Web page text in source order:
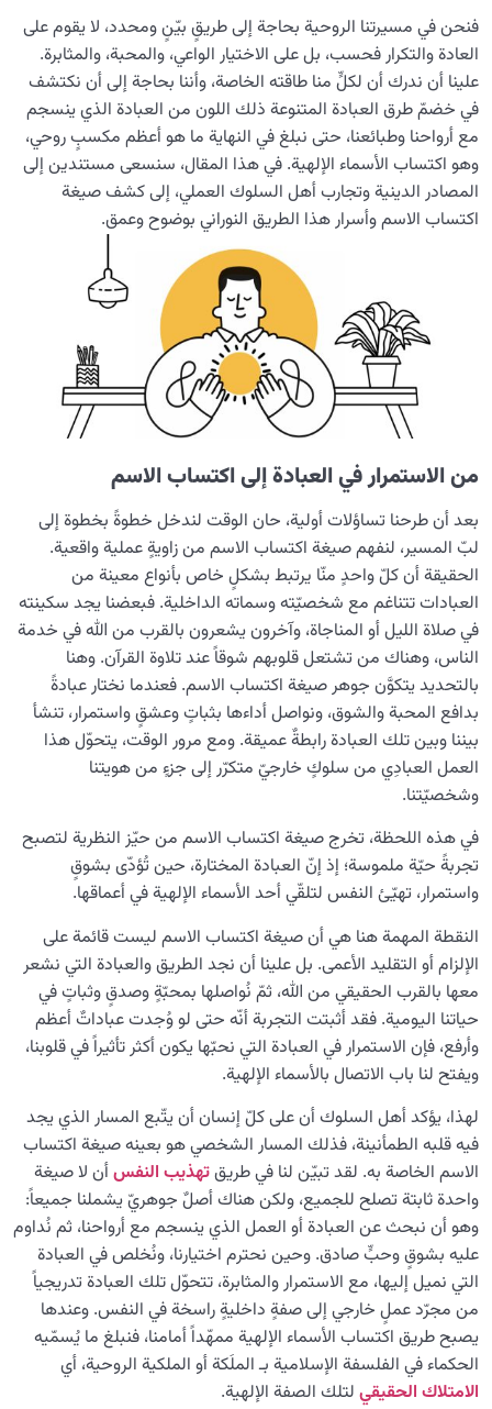
الرؤية الأبدية وتأثيرها في الأخلاق، ومستوى السعادة، وكيفية
بناء العلاقات
ما نتيجة الغفلة عن الأبدية؟ وكيف تُغيِّر مجرى حياتنا؟
ما هي مستلزمات الرحلة من الدنيا إلى الآخرة؟ وما دور سلامة
الحياة الدنيوية في مصيرنا الأبدي؟
ما أسباب تولّد الشك؟ وكيف يُهدِّدنا الشك في الطريق نحو
الأبدية؟
ما خطر الشِّرك؟ ولماذا يُعَدّ من الذنوب التي لا تُغفَر؟
من هو المحبوب الحقيقي للإنسان؟ ولماذا هو وحده من
يحقّق سكينة القلب؟
ما هو ضَغط القبر ولماذا يُطرح كإنذار لإصلاح النفس؟
ما هي صيغة اكتساب الاسم؟ وكيف يمكننا من خلال عباداتنا
أن نبلغ أسماء الله؟
التضاد: ميدان النمو؛ كيف ولماذا يشكّل التضاد مساراً للتطور؟
کیفیة الانتقال إلى الآخرة؛ كيف نُحسن الاستعداد لها؟
من الخيال إلى سلامة القلب 0/31
الإنسان محور الخلق 0/9
رؤية عالم الغيب 0/9
فنحن في مسيرتنا الروحية بحاجة إلى طريقٍ بيّنٍ ومحدد، لا يقوم على
العادة والتكرار فحسب، بل على الاختيار الواعي، والمحبة، والمثابرة.
علينا أن ندرك أن لكلٍّ منا طاقته الخاصة، وأننا بحاجة إلى أن نكتشف
في خضمّ طرق العبادة المتنوعة ذلك اللون من العبادة الذي ينسجم
مع أرواحنا وطبائعنا، حتى نبلغ في النهاية ما هو أعظم مكسبٍ روحي،
وهو اكتساب الأسماء الإلهية. في هذا المقال، سنسعى مستندين إلى
المصادر الدينية وتجارب أهل السلوك العملي، إلى كشف صيغة
اكتساب الاسم وأسرار هذا الطريق النوراني بوضوح وعمق.
من الاستمرار في العبادة إلى اكتساب الاسم
بعد أن طرحنا تساؤلات أولية، حان الوقت لندخل خطوةً بخطوة إلى
لبّ المسير، لنفهم صيغة اكتساب الاسم من زاويةٍ عملية واقعية.
الحقيقة أن كلّ واحدٍ منّا يرتبط بشكلٍ خاص بأنواع معينة من
العبادات تتناغم مع شخصيّته وسماته الداخلية. فبعضنا يجد سكينته
في صلاة الليل أو المناجاة، وآخرون يشعرون بالقرب من الله في خدمة
الناس، وهناك من تشتعل قلوبهم شوقاً عند تلاوة القرآن. وهنا
بالتحديد يتكوَّن جوهر صيغة اكتساب الاسم. فعندما نختار عبادةً
بدافع المحبة والشوق، ونواصل أداءها بثباتٍ وعشقٍ واستمرار، تنشأ
بيننا وبين تلك العبادة رابطةٌ عميقة. ومع مرور الوقت، يتحوّل هذا
العمل العبادِي من سلوكٍ خارجيّ متكرّر إلى جزءٍ من هويتنا
وشخصيّتنا.
في هذه اللحظة، تخرج صيغة اكتساب الاسم من حيّز النظرية لتصبح
تجربةً حيّة ملموسة؛ إذ إنّ العبادة المختارة، حين تُؤدّى بشوقٍ
واستمرار، تهيّئ النفس لتلقّي أحد الأسماء الإلهية في أعماقها.
النقطة المهمة هنا هي أن صيغة اكتساب الاسم ليست قائمة على
الإلزام أو التقليد الأعمى. بل علينا أن نجد الطريق والعبادة التي نشعر
معها بالقرب الحقيقي من الله، ثمّ نُواصلها بمحبّةٍ وصدقٍ وثباتٍ في
حياتنا اليومية. فقد أثبتت التجربة أنّه حتى لو وُجدت عباداتٌ أعظم
وأرفع، فإن الاستمرار في العبادة التي نحبّها يكون أكثر تأثيراً في قلوبنا،
ويفتح لنا باب الاتصال بالأسماء الإلهية.
لهذا، يؤكد أهل السلوك أن على كلّ إنسان أن يتّبع المسار الذي يجد
فيه قلبه الطمأنينة، فذلك المسار الشخصي هو بعينه صيغة اكتساب
الاسم الخاصة به. لقد تبيّن لنا في طريقتهذيب النفسأن لا صيغة
واحدة ثابتة تصلح للجميع، ولكن هناك أصلٌ جوهريّ يشملنا جميعاً:
وهو أن نبحث عن العبادة أو العمل الذي ينسجم مع أرواحنا، ثم نُداوم
عليه بشوقٍ وحبٍّ صادق. وحين نحترم اختيارنا، ونُخلص في العبادة
التي نميل إليها، مع الاستمرار والمثابرة، تتحوّل تلك العبادة تدريجياً
من مجرّد عملٍ خارجي إلى صفةٍ داخليةٍ راسخة في النفس. وعندها
يصبح طريق اكتساب الأسماء الإلهية ممهّداً أمامنا، فنبلغ ما يُسمّيه
الحكماء في الفلسفة الإسلامية بـ الملَكة أو الملكية الروحية، أي
الامتلاك الحقيقي لتلك الصفة الإلهية.